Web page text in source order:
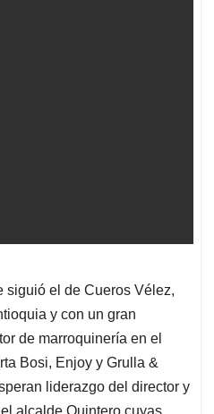
siguió el de Cueros Vélez,
y con un gran
de marroquinería en el
Bosi, Enjoy y Grulla &
liderazgo del director y